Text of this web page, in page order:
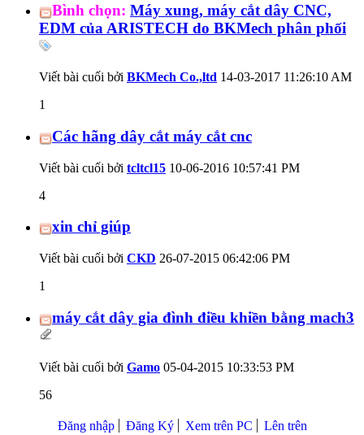
Bình chọn: Máy xung, máy cắt dây CNC,
EDM của ARISTECH do BKMech phân phối
Viết bài cuối bởi BKMech Co.,ltd 14-03-2017 11:26:10 AM
1
Các hãng dây cắt máy cắt cnc
Viết bài cuối bởi tcltcl15 10-06-2016 10:57:41 PM
4
xin chỉ giúp
Viết bài cuối bởi CKD 26-07-2015 06:42:06 PM
1
máy cắt dây gia đình điều khiền bằng mach3
Viết bài cuối bởi Gamo 05-04-2015 10:33:53 PM
56
Đăng nhập Đăng Ký Xem trên PC Lên trên